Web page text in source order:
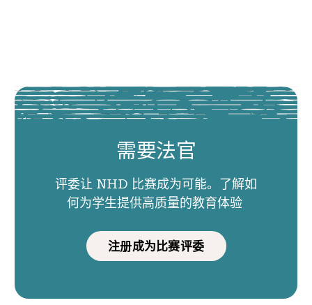
需要法官
评委让 NHD 比赛成为可能。了解如
何为学生提供高质量的教育体验
注册成为比赛评委